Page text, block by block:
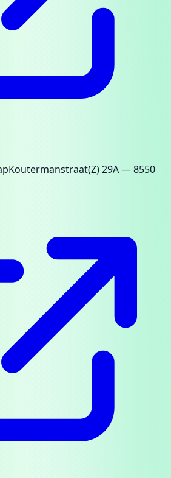
Koutermanstraat(Z) 29A— 8550